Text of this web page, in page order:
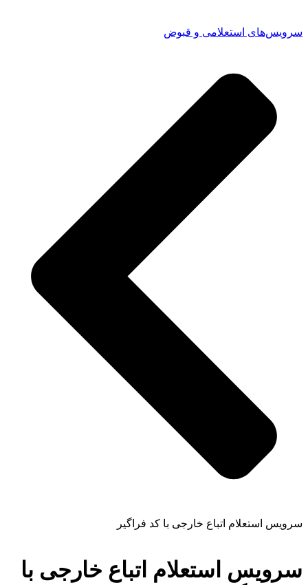
سرویس‌های استعلامی و قبوض
سرویس استعلام اتباع خارجی با کد فراگیر
سرویس استعلام اتباع خارجی با